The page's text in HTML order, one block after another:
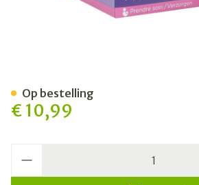
€ 10,99
Op bestelling